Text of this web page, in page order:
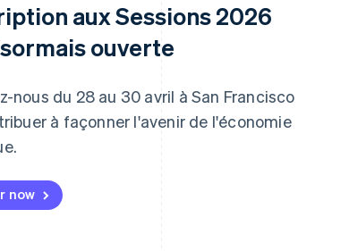
aux Sessions 2026
ouverte
nous du 28 au 30 avril à San Francisco
à façonner l'avenir de l'économie
now